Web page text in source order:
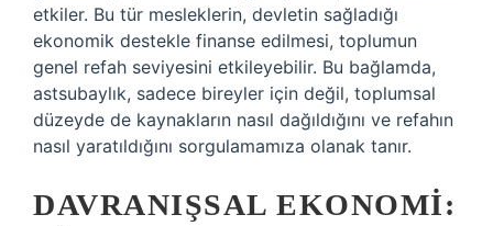
etkiler. Bu tür mesleklerin, devletin sağladığı
ekonomik destekle finanse edilmesi, toplumun
genel refah seviyesini etkileyebilir. Bu bağlamda,
astsubaylık, sadece bireyler için değil, toplumsal
düzeyde de kaynakların nasıl dağıldığını ve refahın
nasıl yaratıldığını sorgulamamıza olanak tanır.
DAVRANIŞSAL EKONOMI: